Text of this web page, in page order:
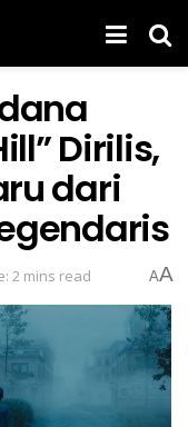
Dirilis,
dari
2 mins read AA